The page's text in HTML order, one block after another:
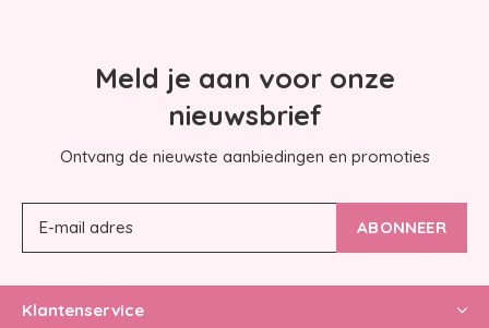
Meld je aan voor onze
nieuwsbrief
Ontvang de nieuwste aanbiedingen en promoties
ABONNEER
Klantenservice